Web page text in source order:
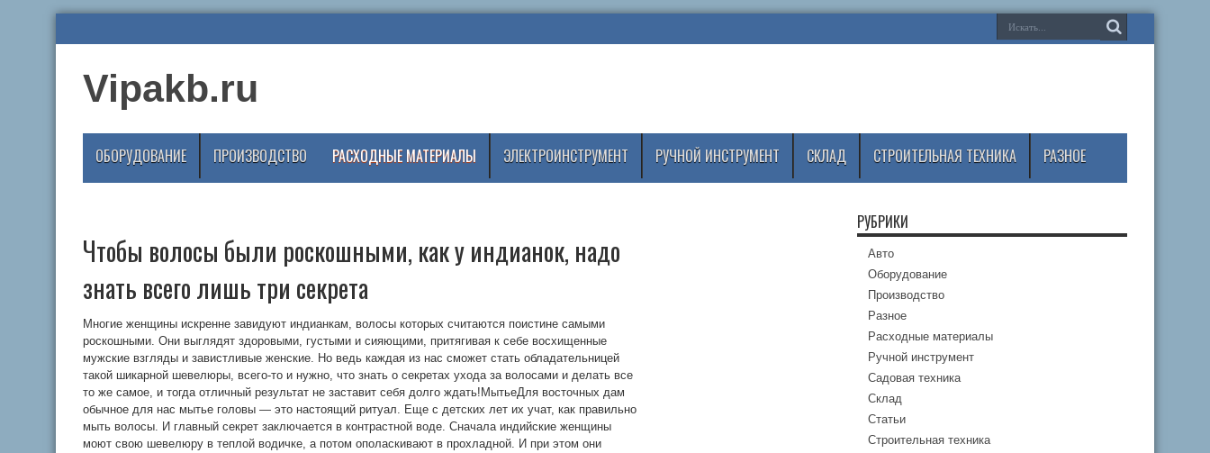
Vipakb.ru
ОБОРУДОВАНИЕ ПРОИЗВОДСТВО РАСХОДНЫЕ МАТЕРИАЛЫ ЭЛЕКТРОИНСТРУМЕНТ РУЧНОЙ ИНСТРУМЕНТ СКЛАД СТРОИТЕЛЬНАЯ ТЕХНИКА РАЗНОЕ
Чтобы волосы были роскошными, как у индианок, надо
знать всего лишь три секрета
Многие женщины искренне завидуют индианкам, волосы которых считаются поистине самыми
роскошными. Они выглядят здоровыми, густыми и сияющими, притягивая к себе восхищенные
мужские взгляды и завистливые женские. Но ведь каждая из нас сможет стать обладательницей
такой шикарной шевелюры, всего-то и нужно, что знать о секретах ухода за волосами и делать все
то же самое, и тогда отличный результат не заставит себя долго ждать!МытьеДля восточных дам
обычное для нас мытье головы — это настоящий ритуал. Еще с детских лет их учат, как правильно
мыть волосы. И главный секрет заключается в контрастной воде. Сначала индийские женщины
моют свою шевелюру в теплой водичке, а потом ополаскивают в прохладной. И при этом они
РУБРИКИ
Авто
Оборудование
Производство
Разное
Расходные материалы
Ручной инструмент
Садовая техника
Склад
Статьи
Строительная техника